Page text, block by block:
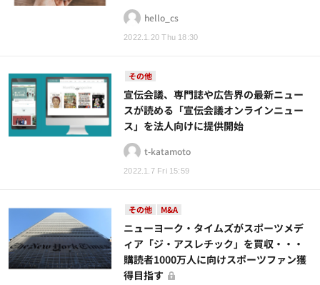
2022.1.20 Thu 18:30
hello_cs
その他
2022.1.7 Fri 15:59
宣伝会議、専門誌や広告界の最新ニュー
スが読める「宣伝会議オンラインニュー
ス」を法人向けに提供開始
t-katamoto
その他 M&A
ニューヨーク・タイムズがスポーツメデ
ィア「ジ・アスレチック」を買収・・・
購読者1000万人に向けスポーツファン獲
得目指す